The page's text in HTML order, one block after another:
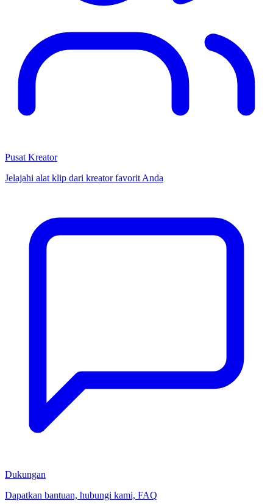
Pusat Kreator
Jelajahi alat klip dari kreator favorit Anda
Dukungan
Dapatkan bantuan, hubungi kami, FAQ